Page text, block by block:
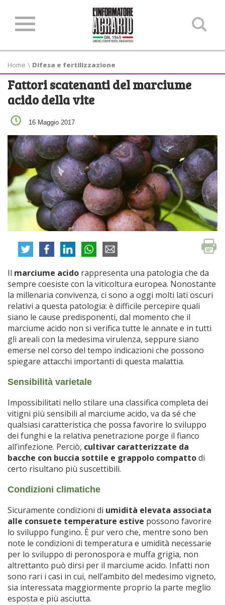
Home \ Difesa e fertilizzazione
Fattori scatenanti del marciume
acido della vite
16 Maggio 2017
Il marciume acido rappresenta una patologia che da
sempre coesiste con la viticoltura europea. Nonostante
la millenaria convivenza, ci sono a oggi molti lati oscuri
relativi a questa patologia: è difficile percepire quali
siano le cause predisponenti, dal momento che il
marciume acido non si verifica tutte le annate e in tutti
gli areali con la medesima virulenza, seppure siano
emerse nel corso del tempo indicazioni che possono
spiegare attacchi importanti di questa malattia.
Sensibilità varietale
Impossibilitati nello stilare una classifica completa dei
vitigni più sensibili al marciume acido, va da sé che
qualsiasi caratteristica che possa favorire lo sviluppo
dei funghi e la relativa penetrazione porge il fianco
all’infezione. Perciò, cultivar caratterizzate da
bacche con buccia sottile e grappolo compattodi
certo risultano più suscettibili.
Condizioni climatiche
Sicuramente condizioni di umidità elevata associata
alle consuete temperature estive possono favorire
lo sviluppo fungino. È pur vero che, mentre sono ben
note le condizioni di temperatura e umidità necessarie
per lo sviluppo di peronospora e muffa grigia, non
altrettanto può dirsi per il marciume acido. Infatti non
sono rari i casi in cui, nell’ambito del medesimo vigneto,
sia interessata maggiormente proprio la parte meglio
esposta e più asciutta.